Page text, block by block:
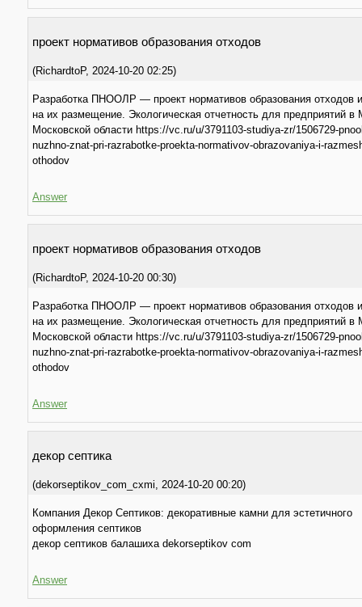
прoeкт нормативов образования отходов
(RichardtoP, 2024-10-20 02:25)
Разработка ПНООЛР — проект нормативов образования отходов
на их размещение. Экологическая отчетность для предприятий в
Московской области https://vc.ru/u/3791103-studiya-zr/1506729-
nuzhno-znat-pri-razrabotke-proekta-normativov-obrazovaniya-i-
othodov
Answer
прoeкт нормативов образования отходов
(RichardtoP, 2024-10-20 00:30)
Разработка ПНООЛР — проект нормативов образования отходов
на их размещение. Экологическая отчетность для предприятий в
Московской области https://vc.ru/u/3791103-studiya-zr/1506729-
nuzhno-znat-pri-razrabotke-proekta-normativov-obrazovaniya-i-
othodov
Answer
декор септика
(dekorseptikov_com_cxmi 2024-10-20 00:20)
Компания Декор Септиков: декоративные камни для эстетичного
оформления септиков
декор септиков балашиха dekorseptikov com
Answer